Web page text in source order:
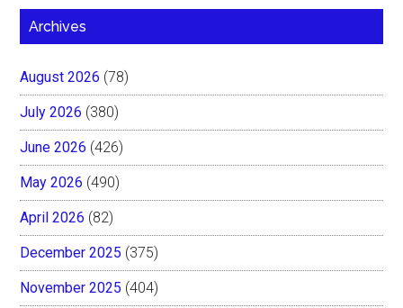
Archives
August 2026 (78)
July 2026 (380)
June 2026 (426)
May 2026 (490)
April 2026 (82)
December 2025 (375)
November 2025 (404)